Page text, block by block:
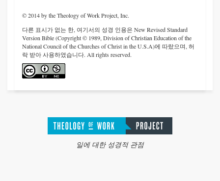
© 2014 by the Theology of Work Project, Inc.
다른 표시가 없는 한, 여기서의 성경 인용은 New Revised Standard
Version Bible (Copyright © 1989, Division of Christian Education of the
National Council of the Churches of Christ in the U.S.A)에 따랐으며, 허
락 받아 사용하였습니다. All rights reserved.
일에 대한 성경적 관점